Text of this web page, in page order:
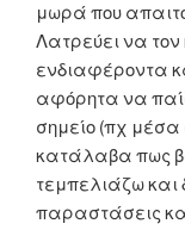
μωρά που
Λατρεύει να
ενδιαφέροντα
αφόρητα να
σημείο (πχ
κατάλαβα πως
τεμπελιάζω και
παραστάσεις